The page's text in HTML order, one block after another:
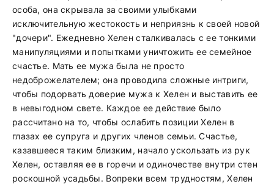
особа, она скрывала за своими улыбками
исключительную жестокость и неприязнь к своей новой
"дочери". Ежедневно Хелен сталкивалась с ее тонкими
манипуляциями и попытками уничтожить ее семейное
счастье. Мать ее мужа была не просто
недоброжелателем; она проводила сложные интриги,
чтобы подорвать доверие мужа к Хелен и выставить ее
в невыгодном свете. Каждое ее действие было
рассчитано на то, чтобы ослабить позиции Хелен в
глазах ее супруга и других членов семьи. Счастье,
казавшееся таким близким, начало ускользать из рук
Хелен, оставляя ее в горечи и одиночестве внутри стен
роскошной усадьбы. Вопреки всем трудностям, Хелен